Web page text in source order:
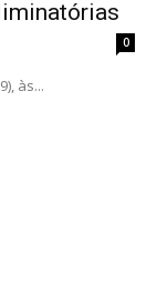
0
às...